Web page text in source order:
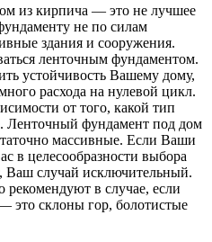
из кирпича — это не лучшее
не по силам
здания и сооружения.
ленточным фундаментом.
устойчивость Вашему дому,
расхода на нулевой цикл.
от того, какой тип
Ленточный фундамент под дом
массивные. Если Ваши
в целесообразности выбора
Ваш случай исключительный.
рекомендуют в случае, если
это склоны гор, болотистые